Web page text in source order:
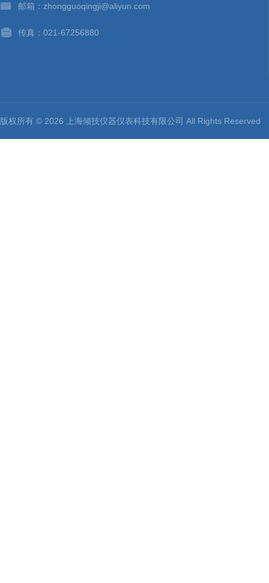
邮箱：zhongguoqingji@aliyun.com
传真：021-67256880
版权所有 © 2026 上海倾技仪器仪表科技有限公司 All Rights